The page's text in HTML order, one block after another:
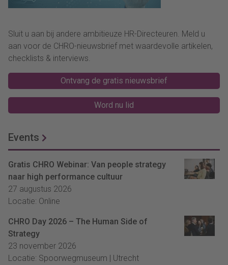
Sluit u aan bij andere ambitieuze HR-Directeuren. Meld u
aan voor de CHRO-nieuwsbrief met waardevolle artikelen,
checklists & interviews.
Ontvang de gratis nieuwsbrief
Word nu lid
Events
Gratis CHRO Webinar: Van people strategy
naar high performance cultuur
27 augustus 2026
Locatie: Online
CHRO Day 2026 – The Human Side of
Strategy
23 november 2026
Locatie: Spoorwegmuseum | Utrecht